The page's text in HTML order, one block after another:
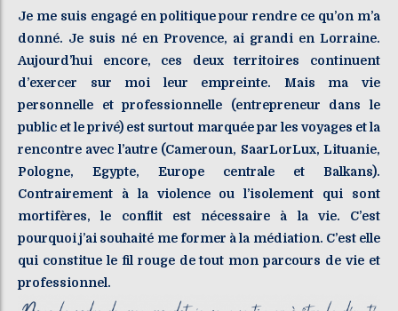
Je me suis engagé en politique pour rendre ce qu’on m’a
donné. Je suis né en Provence, ai grandi en Lorraine.
Aujourd’hui encore, ces deux territoires continuent
d’exercer sur moi leur empreinte. Mais ma vie
personnelle et professionnelle (entrepreneur dans le
public et le privé) est surtout marquée par les voyages et la
rencontre avec l’autre (Cameroun, SaarLorLux, Lituanie,
Pologne, Egypte, Europe centrale et Balkans).
Contrairement à la violence ou l’isolement qui sont
mortifères, le conflit est nécessaire à la vie. C’est
pourquoi j’ai souhaité me former à la médiation. C’est elle
qui constitue le fil rouge de tout mon parcours de vie et
professionnel.